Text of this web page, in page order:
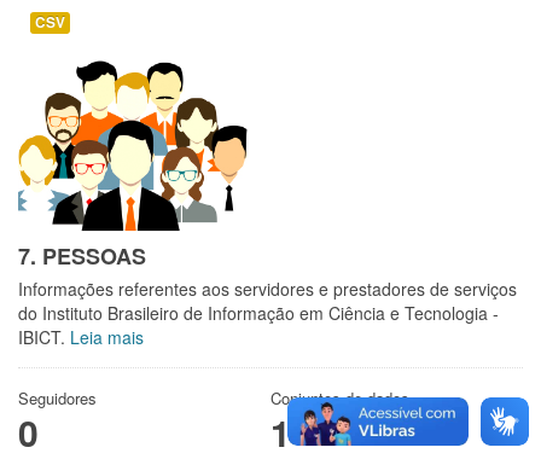
CSV
7. PESSOAS
Informações referentes aos servidores e prestadores de serviços
do Instituto Brasileiro de Informação em Ciência e Tecnologia -
IBICT. Leia mais
Seguidores
0
Conjuntos de dados
1